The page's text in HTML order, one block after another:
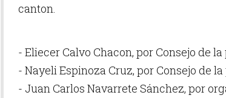
canton.
- Eliecer Calvo Chacon, por Consejo de la
- Nayeli Espinoza Cruz, por Consejo de la
- Juan Carlos Navarrete Sánchez, por